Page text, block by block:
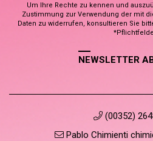
Um Ihre Rechte zu kennen und
Zustimmung zur Verwendung der mit
Daten zu widerrufen, konsultieren Sie
NEWSLETTER
(00352)
Pablo Chimienti